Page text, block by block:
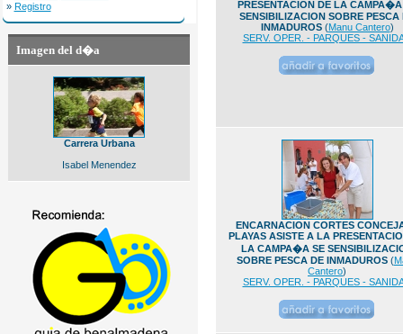
» Registro
Imagen del d�a
Carrera Urbana
Isabel Menendez
PRESENTACION DE LA CAMPA�A
SENSIBILIZACION SOBRE PESCA
INMADUROS(Manu Cantero)
SERV. OPER. - PARQUES -
ENCARNACION CORTES
PLAYAS ASISTE A LA
LA CAMPA�A SE
SOBRE PESCA DE INMADUROS(
Cantero)
SERV. OPER. - PARQUES -